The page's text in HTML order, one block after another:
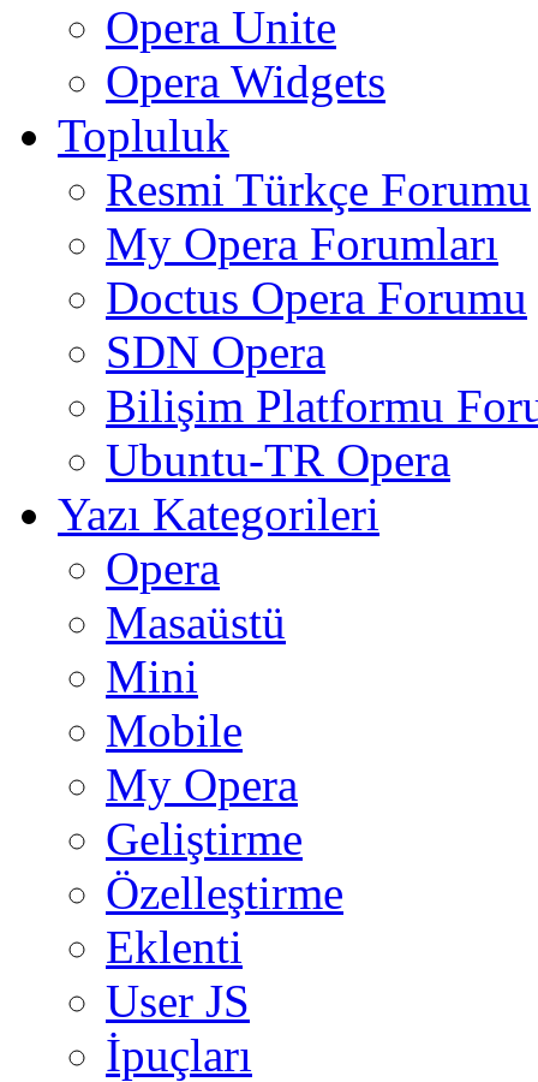
Opera Unite
Opera Widgets
Topluluk
Resmi Türkçe Forumu
My Opera Forumları
Doctus Opera Forumu
SDN Opera
Bilişim Platformu
Ubuntu-TR Opera
Yazı Kategorileri
Opera
Masaüstü
Mini
Mobile
My Opera
Geliştirme
Özelleştirme
Eklenti
User JS
İpuçları